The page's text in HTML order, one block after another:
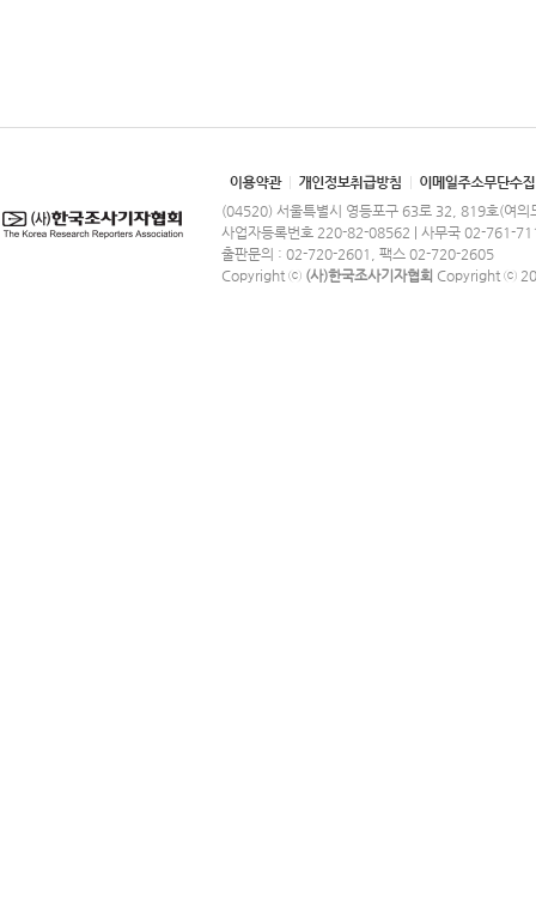
(04520) 서울특별시 영등포구 63로 32, 819호(여의
사업자등록번호 220-82-08562 | 사무국 02-761-
출판문의 : 02-720-2601, 팩스 02-720-2605
Copyright ⓒ (사)한국조사기자협회 Copyright ⓒ